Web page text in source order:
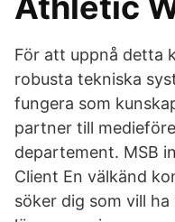
För att uppnå detta
robusta tekniska
fungera som
partner till
departement. MSB
Client En välkänd
söker dig som vill